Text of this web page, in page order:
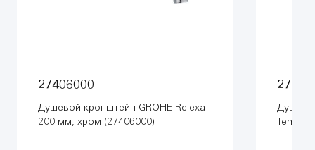
27406000
Душевой кронштейн GROHE Relexa
200 мм, хром (27406000)